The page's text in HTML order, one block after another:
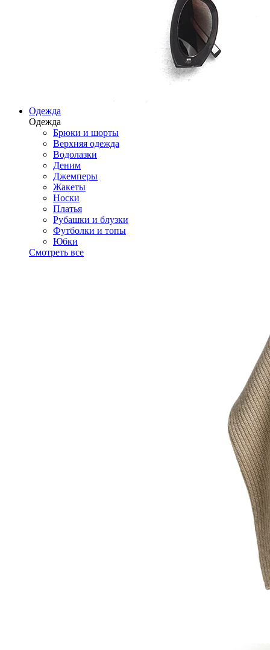
Одежда
Одежда
Брюки и шорты
Верхняя одежда
Водолазки
Деним
Джемперы
Жакеты
Носки
Платья
Рубашки и блузки
Футболки и топы
Юбки
Смотреть все